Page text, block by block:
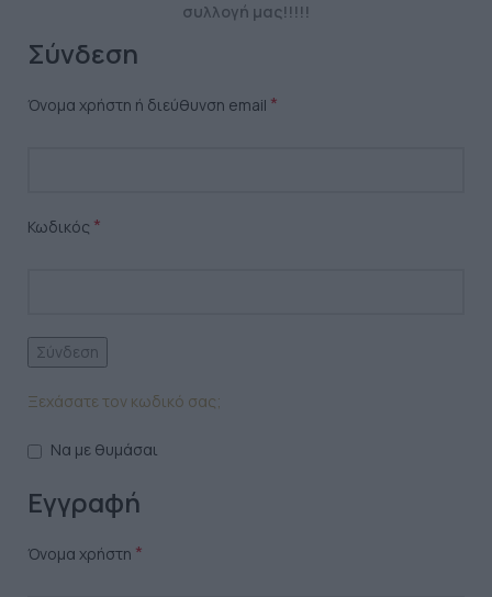
συλλογή μας!!!!!
Σύνδεση
Όνομα χρήστη ή διεύθυνση email *
Κωδικός *
Σύνδεση
Ξεχάσατε τον κωδικό σας;
Να με θυμάσαι
Εγγραφή
Όνομα χρήστη *